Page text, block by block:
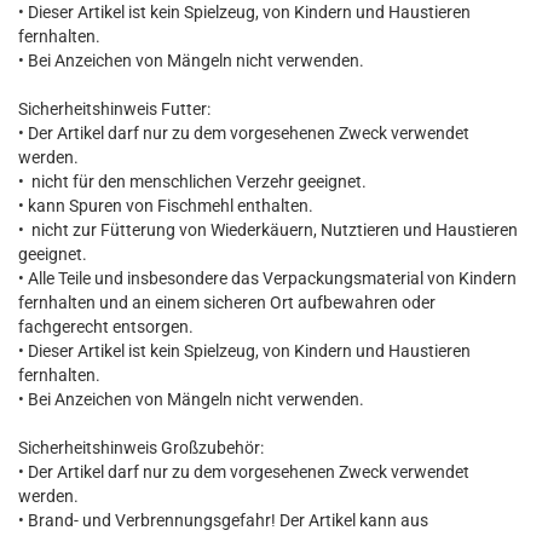
• Dieser Artikel ist kein Spielzeug, von Kindern und Haustieren
fernhalten.
• Bei Anzeichen von Mängeln nicht verwenden.
Sicherheitshinweis Futter:
• Der Artikel darf nur zu dem vorgesehenen Zweck verwendet
werden.
• nicht für den menschlichen Verzehr geeignet.
• kann Spuren von Fischmehl enthalten.
• nicht zur Fütterung von Wiederkäuern, Nutztieren und Haustieren
geeignet.
• Alle Teile und insbesondere das Verpackungsmaterial von Kindern
fernhalten und an einem sicheren Ort aufbewahren oder
fachgerecht entsorgen.
• Dieser Artikel ist kein Spielzeug, von Kindern und Haustieren
fernhalten.
• Bei Anzeichen von Mängeln nicht verwenden.
Sicherheitshinweis Großzubehör:
• Der Artikel darf nur zu dem vorgesehenen Zweck verwendet
werden.
• Brand- und Verbrennungsgefahr! Der Artikel kann aus